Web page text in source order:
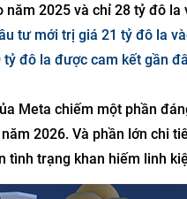
năm 2025 và chỉ 28 tỷ đô
tư mới trị giá 21 tỷ đô la
tỷ đô la được cam kết gần
Meta chiếm một phần
2026. Và phần lớn chi
tình trạng khan hiếm linh